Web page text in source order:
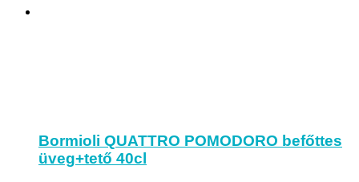
Bormioli QUATTRO POMODORO befőttes
üveg+tető 40cl